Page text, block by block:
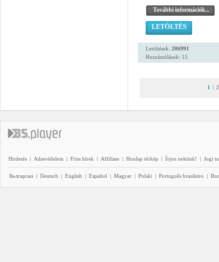
További információk...
LETÖLTÉS
Letöltések: 206991
Hozzászólások: 15
1 | 2
Hirdetés | Adatvédelem | Friss hírek | Affiliate | Honlap térkép | Írjon nekünk! | Jogi
Български | Deutsch | English | Español | Magyar | Polski | Português brasileiro |